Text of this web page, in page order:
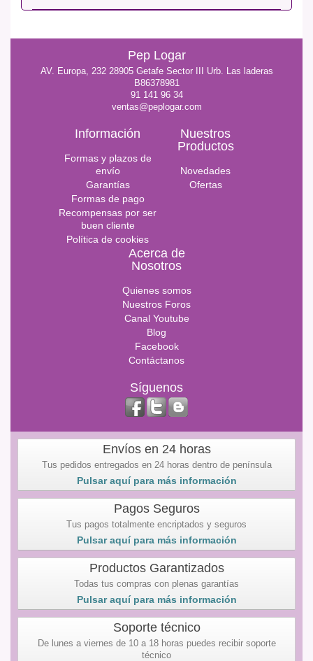
Pep Logar
AV. Europa, 232 28905 Getafe Sector III Urb. Las laderas
B86378981
91 141 96 34
ventas@peplogar.com
Información
Formas y plazos de
envío
Garantías
Formas de pago
Recompensas por ser
buen cliente
Política de cookies
Nuestros
Productos
Novedades
Ofertas
Acerca de
Nosotros
Quienes somos
Nuestros Foros
Canal Youtube
Blog
Facebook
Contáctanos
Síguenos
Envíos en 24 horas
Tus pedidos entregados en 24 horas dentro de península
Pulsar aquí para más información
Pagos Seguros
Tus pagos totalmente encriptados y seguros
Pulsar aquí para más información
Productos Garantizados
Todas tus compras con plenas garantías
Pulsar aquí para más información
Soporte técnico
De lunes a viernes de 10 a 18 horas puedes recibir soporte
técnico